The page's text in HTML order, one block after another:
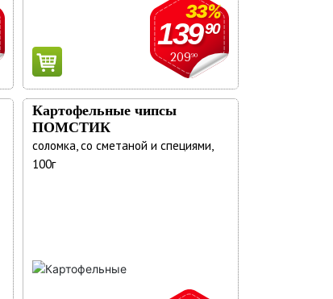
20990
33%
13990
Картофельные чипсы
ПОМСТИК
соломка, со сметаной и специями,
100г